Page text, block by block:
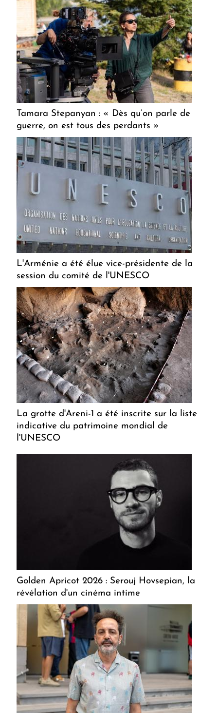
Tamara Stepanyan : « Dès qu’on parle de
guerre, on est tous des perdants »
L'Arménie a été élue vice-présidente de la
session du comité de l'UNESCO
La grotte d'Areni-1 a été inscrite sur la liste
indicative du patrimoine mondial de
l'UNESCO
Golden Apricot 2026 : Serouj Hovsepian, la
révélation d'un cinéma intime